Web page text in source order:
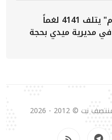
مشروع "مسام" يتلف 4141 لغماً
في مديرية ميدي بحجة
© 2012 - 2026